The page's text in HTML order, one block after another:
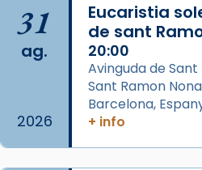
comitè organitzador de
del Sant Pare Lleó XIV a
col·laboradors, a la
L’arquebisbe de
Josep Omella, ha
concelebrat el bisbe
Mons. David Abadías.
31
ag.
2026
Eucaristia
de sant
20:00
Avinguda de
Sant Ramon
Barcelona,
+ info